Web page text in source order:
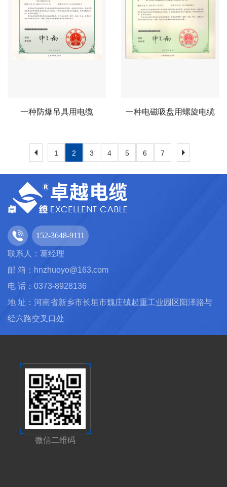
一种防爆吊具用电缆 一种电磁吸盘用螺旋电缆
1 2 3 4 5 6 7
152-3648-9111
联系人：葛经理
邮 箱：hnzhuoyo@163.com
电 话：0373-8928136
地 址：河南省新乡市长垣市魏庄镇起重工业园区阳泽路与
经六路交叉口处
微信二维码